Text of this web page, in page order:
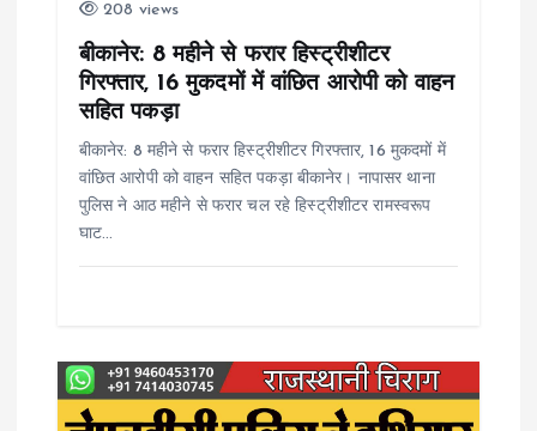
208 views
बीकानेर: 8 महीने से फरार हिस्ट्रीशीटर
गिरफ्तार, 16 मुकदमों में वांछित आरोपी को वाहन
सहित पकड़ा
बीकानेर: 8 महीने से फरार हिस्ट्रीशीटर गिरफ्तार, 16 मुकदमों में
वांछित आरोपी को वाहन सहित पकड़ा बीकानेर। नापासर थाना
पुलिस ने आठ महीने से फरार चल रहे हिस्ट्रीशीटर रामस्वरूप
घाट…